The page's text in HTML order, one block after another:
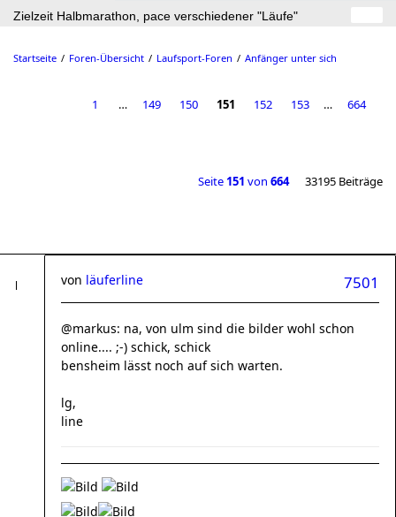
Zielzeit Halbmarathon, pace verschiedener "Läufe"
Startseite Foren-Übersicht Laufsport-Foren Anfänger unter sich
1 … 149 150 151 152 153 … 664
Seite 151 von 664 33195 Beiträge
7501
von läuferline
@markus: na, von ulm sind die bilder wohl schon
online.... ;-) schick, schick
bensheim lässt noch auf sich warten.
lg,
line